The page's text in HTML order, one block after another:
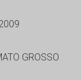
GROSSO